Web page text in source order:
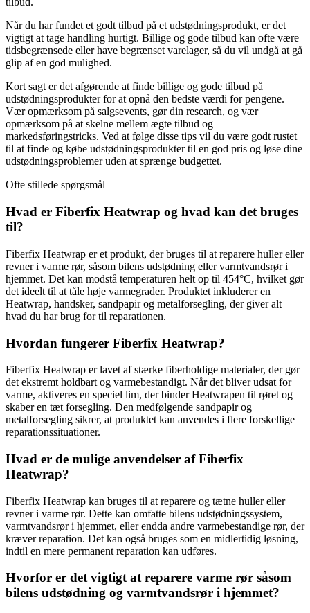
Når du har fundet et godt tilbud på et udstødningsprodukt, er det
vigtigt at tage handling hurtigt. Billige og gode tilbud kan ofte være
tidsbegrænsede eller have begrænset varelager, så du vil undgå at gå
glip af en god mulighed.
Kort sagt er det afgørende at finde billige og gode tilbud på
udstødningsprodukter for at opnå den bedste værdi for pengene.
Vær opmærksom på salgsevents, gør din research, og vær
opmærksom på at skelne mellem ægte tilbud og
markedsføringstricks. Ved at følge disse tips vil du være godt rustet
til at finde og købe udstødningsprodukter til en god pris og løse dine
udstødningsproblemer uden at sprænge budgettet.
Ofte stillede spørgsmål
Hvad er Fiberfix Heatwrap og hvad kan det bruges
til?
Fiberfix Heatwrap er et produkt, der bruges til at reparere huller eller
revner i varme rør, såsom bilens udstødning eller varmtvandsrør i
hjemmet. Det kan modstå temperaturen helt op til 454°C, hvilket gør
det ideelt til at tåle høje varmegrader. Produktet inkluderer en
Heatwrap, handsker, sandpapir og metalforsegling, der giver alt
hvad du har brug for til reparationen.
Hvordan fungerer Fiberfix Heatwrap?
Fiberfix Heatwrap er lavet af stærke fiberholdige materialer, der gør
det ekstremt holdbart og varmebestandigt. Når det bliver udsat for
varme, aktiveres en speciel lim, der binder Heatwrapen til røret og
skaber en tæt forsegling. Den medfølgende sandpapir og
metalforsegling sikrer, at produktet kan anvendes i flere forskellige
reparationssituationer.
Hvad er de mulige anvendelser af Fiberfix
Heatwrap?
Fiberfix Heatwrap kan bruges til at reparere og tætne huller eller
revner i varme rør. Dette kan omfatte bilens udstødningssystem,
varmtvandsrør i hjemmet, eller endda andre varmebestandige rør, der
kræver reparation. Det kan også bruges som en midlertidig løsning,
indtil en mere permanent reparation kan udføres.
Hvorfor er det vigtigt at reparere varme rør såsom
bilens udstødning og varmtvandsrør i hjemmet?